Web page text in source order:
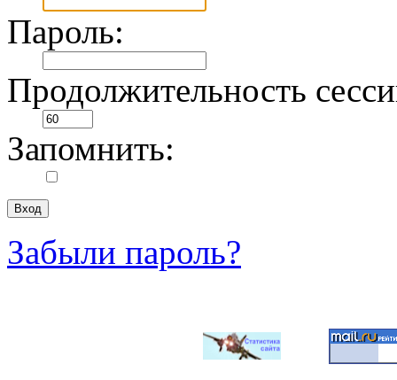
Пароль:
Продолжительность
Запомнить:
Забыли пароль?